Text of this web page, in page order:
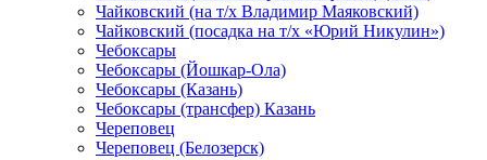
Чайковский (на т/х Владимир Маяковский)
Чайковский (посадка на т/х «Юрий Никулин»)
Чебоксары
Чебоксары (Йошкар-Ола)
Чебоксары (Казань)
Чебоксары (трансфер) Казань
Череповец
Череповец (Белозерск)